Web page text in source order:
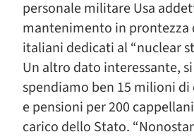
personale militare Usa
mantenimento in prontezza
italiani dedicati al “nuclear
Un altro dato interessante,
spendiamo ben 15 milioni
e pensioni per 200
carico dello Stato.